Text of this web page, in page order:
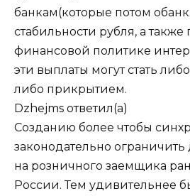
банкам(которые потом
стабильности рубля, а
финансовой политике
эти выплаты могут стать
либо прикрытием.
Dzhejms ответил(а)
Созданию более чтобы
законодательно ограничить
на розничного заемщика
России. Тем удивительнее